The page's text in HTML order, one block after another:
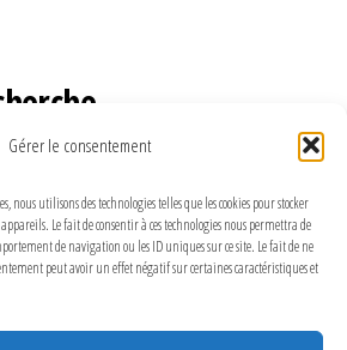
Gérer le consentement
nous utilisons des technologies telles que les cookies pour stocker
Le fait de consentir à ces technologies nous permettra de
de navigation ou les ID uniques sur ce site. Le fait de ne
peut avoir un effet négatif sur certaines caractéristiques et
MENTIONS LÉGALES